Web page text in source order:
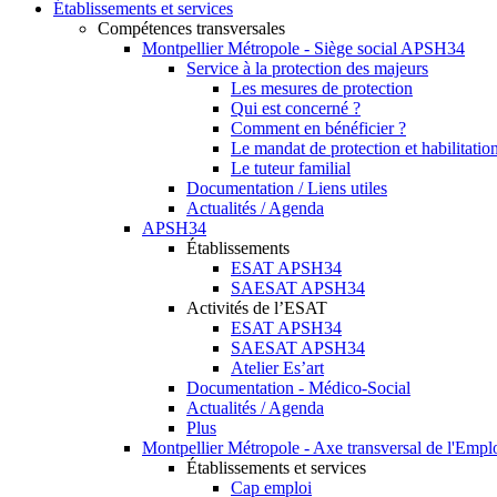
Établissements et services
Compétences transversales
Montpellier Métropole - Siège social APSH34
Service à la protection des majeurs
Les mesures de protection
Qui est concerné ?
Comment en bénéficier ?
Le mandat de protection et
Le tuteur familial
Documentation / Liens utiles
Actualités / Agenda
APSH34
Établissements
ESAT APSH34
SAESAT APSH34
Activités de l’ESAT
ESAT APSH34
SAESAT APSH34
Atelier Es’art
Documentation - Médico-Social
Actualités / Agenda
Plus
Montpellier Métropole - Axe transversal de
Établissements et services
Cap emploi